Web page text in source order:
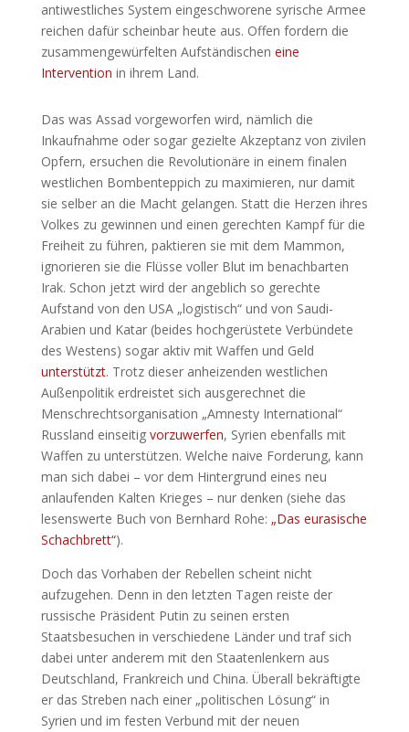
antiwestliches System eingeschworene syrische Armee
reichen dafür scheinbar heute aus. Offen fordern die
zusammengewürfelten Aufständischen eine
Intervention in ihrem Land.
Das was Assad vorgeworfen wird, nämlich die
Inkaufnahme oder sogar gezielte Akzeptanz von zivilen
Opfern, ersuchen die Revolutionäre in einem finalen
westlichen Bombenteppich zu maximieren, nur damit
sie selber an die Macht gelangen. Statt die Herzen ihres
Volkes zu gewinnen und einen gerechten Kampf für die
Freiheit zu führen, paktieren sie mit dem Mammon,
ignorieren sie die Flüsse voller Blut im benachbarten
Irak. Schon jetzt wird der angeblich so gerechte
Aufstand von den USA „logistisch“ und von Saudi-
Arabien und Katar (beides hochgerüstete Verbündete
des Westens) sogar aktiv mit Waffen und Geld
unterstützt. Trotz dieser anheizenden westlichen
Außenpolitik erdreistet sich ausgerechnet die
Menschrechtsorganisation „Amnesty International“
Russland einseitig vorzuwerfen, Syrien ebenfalls mit
Waffen zu unterstützen. Welche naive Forderung, kann
man sich dabei – vor dem Hintergrund eines neu
anlaufenden Kalten Krieges – nur denken (siehe das
lesenswerte Buch von Bernhard Rohe: „Das eurasische
Schachbrett“).
Doch das Vorhaben der Rebellen scheint nicht
aufzugehen. Denn in den letzten Tagen reiste der
russische Präsident Putin zu seinen ersten
Staatsbesuchen in verschiedene Länder und traf sich
dabei unter anderem mit den Staatenlenkern aus
Deutschland, Frankreich und China. Überall bekräftigte
er das Streben nach einer „politischen Lösung“ in
Syrien und im festen Verbund mit der neuen